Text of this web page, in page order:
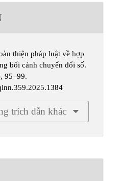
thiện pháp luật về hợp
bối cảnh chuyển đổi số.
95–99.
trích dẫn khác